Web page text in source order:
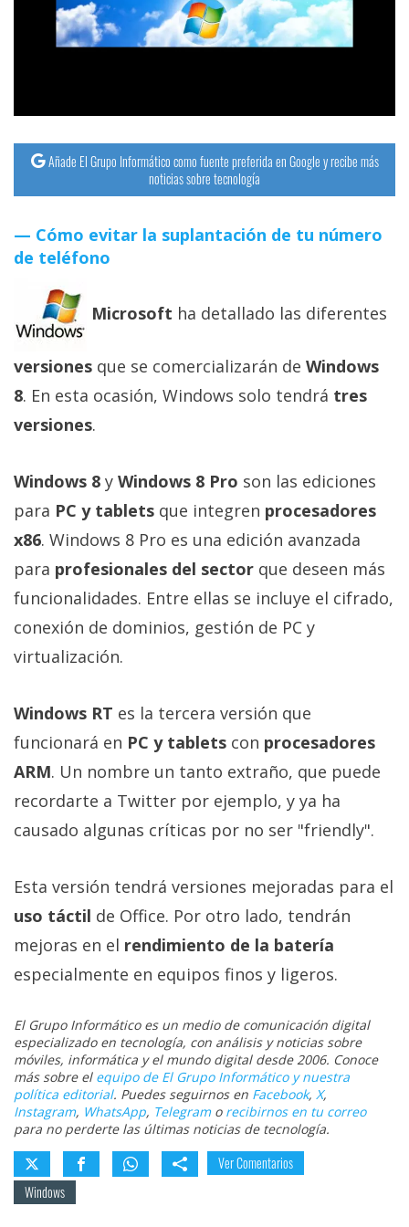
Operadores
Trucos
Tutoriales
Sistemas
operativos
Profesional
+
Más
Sorteos
Foros
Contacto
/
Sobre
Publicidad
/
Cambiar
de
privacidad
Aviso
Legal
El medio de
comunicación
digital donde
todas las
noticias sobre
tecnología,
móviles,
ordenadores,
apps,
informática,
videojuegos,
comparativas,
trucos y
tutoriales.
Añade El Grupo Informático como fuente preferida en Google y recibe más
noticias sobre tecnología
Cómo evitar la suplantación de tu número
de teléfono
Microsoft ha detallado las diferentes
versiones que se comercializarán de Windows
8. En esta ocasión, Windows solo tendrá tres
versiones.
Windows 8 y Windows 8 Pro son las ediciones
para PC y tablets que integren procesadores
x86. Windows 8 Pro es una edición avanzada
para profesionales del sector que deseen más
funcionalidades. Entre ellas se incluye el cifrado,
conexión de dominios, gestión de PC y
virtualización.
Windows RT es la tercera versión que
funcionará en PC y tablets con procesadores
ARM. Un nombre un tanto extraño, que puede
recordarte a Twitter por ejemplo, y ya ha
causado algunas críticas por no ser "friendly".
Esta versión tendrá versiones mejoradas para el
uso táctil de Office. Por otro lado, tendrán
mejoras en el rendimiento de la batería
especialmente en equipos finos y ligeros.
El Grupo Informático es un medio de comunicación digital
especializado en tecnología, con análisis y noticias sobre
móviles, informática y el mundo digital desde 2006. Conoce
más sobre el equipo de El Grupo Informático y nuestra
política editorial. Puedes seguirnos en Facebook, X,
Instagram, WhatsApp, Telegramo recibirnos en tu correo
para no perderte las últimas noticias de tecnología.
Ver Comentarios
Windows